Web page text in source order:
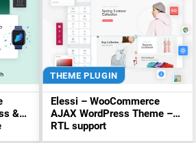
&
THEME PLUGIN
Elessi – WooCommerce
AJAX WordPress Theme –
RTL support